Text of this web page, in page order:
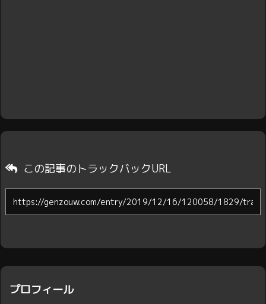
この記事のトラックバックURL
プロフィール